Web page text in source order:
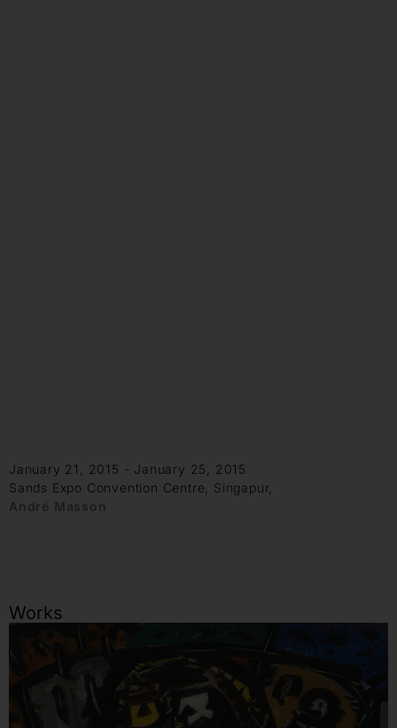
January 21, 2015 - January 25, 2015
Sands Expo Convention Centre, Singapur,
André Masson
Works